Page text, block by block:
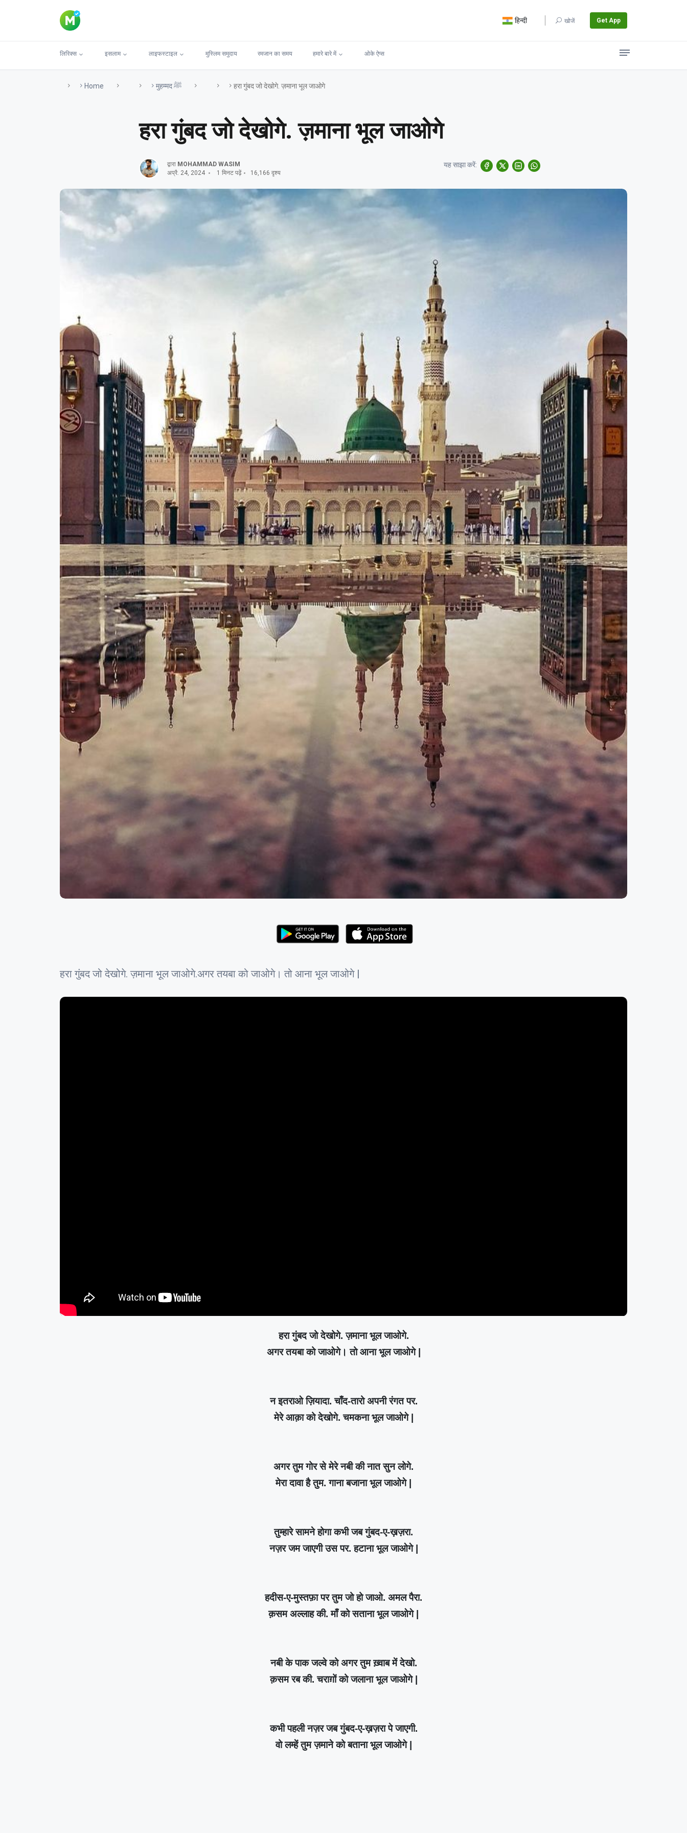
हिन्दी खोजें Get App
लिरिक्स इसलाम लाइफस्टाइल मुस्लिम समुदाय रमजान का समय हमारे बारे में ओके ऐप्स
Home मुहम्मद ﷺ हरा गुंबद जो देखोगे. ज़माना भूल जाओगे
हरा गुंबद जो देखोगे. ज़माना भूल जाओगे
द्वारा MOHAMMAD WASIM
अप्रै. 24, 2024
1 मिनट पढ़ें 16,166 दृश्य
यह साझा करें:
हरा गुंबद जो देखोगे. ज़माना भूल जाओगे.अगर तयबा को जाओगे। तो आना भूल जाओगे |
हरा गुंबद जो देखोगे. ज़माना भूल जाओगे.
अगर तयबा को जाओगे। तो आना भूल जाओगे |
न इतराओ ज़ियादा. चाँद-तारो अपनी रंगत पर.
मेरे आक़ा को देखोगे. चमकना भूल जाओगे |
अगर तुम गोर से मेरे नबी की नात सुन लोगे.
मेरा दावा है तुम. गाना बजाना भूल जाओगे |
तुम्हारे सामने होगा कभी जब गुंबद-ए-ख़ज़रा.
नज़र जम जाएगी उस पर. हटाना भूल जाओगे |
हदीस-ए-मुस्तफ़ा पर तुम जो हो जाओ. अमल पैरा.
क़सम अल्लाह की. माँ को सताना भूल जाओगे |
नबी के पाक जल्वे को अगर तुम ख़्वाब में देखो.
क़सम रब की. चराग़ों को जलाना भूल जाओगे |
कभी पहली नज़र जब गुंबद-ए-ख़ज़रा पे जाएगी.
वो लम्हें तुम ज़माने को बताना भूल जाओगे |